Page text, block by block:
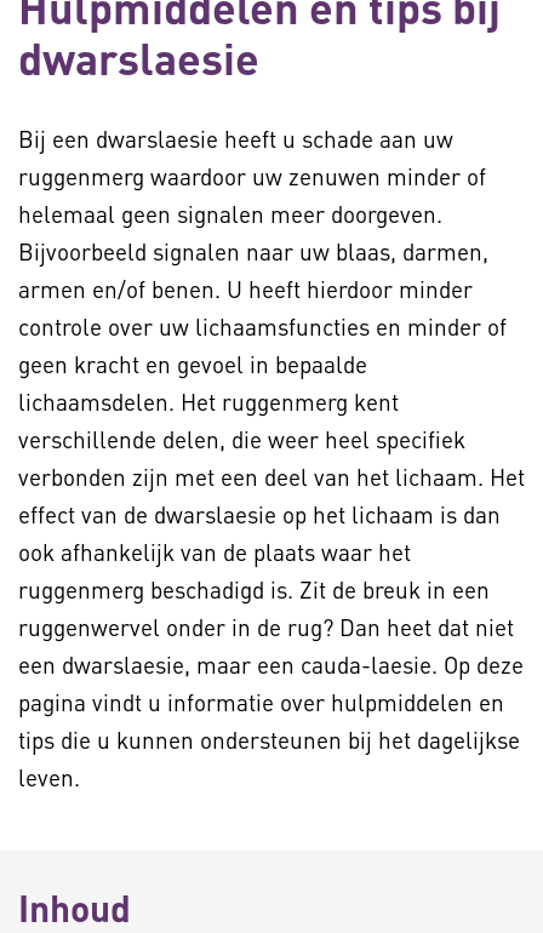
dwarslaesie
Bij een dwarslaesie heeft u schade aan uw
ruggenmerg waardoor uw zenuwen minder of
helemaal geen signalen meer doorgeven.
Bijvoorbeeld signalen naar uw blaas, darmen,
armen en/of benen. U heeft hierdoor minder
controle over uw lichaamsfuncties en minder of
geen kracht en gevoel in bepaalde
lichaamsdelen. Het ruggenmerg kent
verschillende delen, die weer heel specifiek
verbonden zijn met een deel van het lichaam. Het
effect van de dwarslaesie op het lichaam is dan
ook afhankelijk van de plaats waar het
ruggenmerg beschadigd is. Zit de breuk in een
ruggenwervel onder in de rug? Dan heet dat niet
een dwarslaesie, maar een cauda-laesie. Op deze
pagina vindt u informatie over hulpmiddelen en
tips die u kunnen ondersteunen bij het dagelijkse
leven.
Inhoud